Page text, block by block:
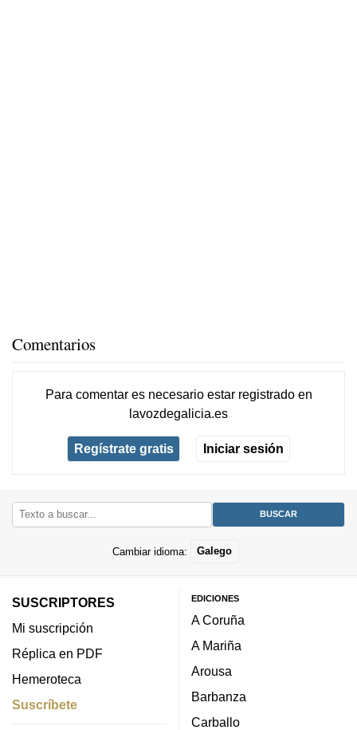
Comentarios
Para comentar es necesario estar registradoen
lavozdegalicia.es
Regístrate gratis Iniciar sesión
Cambiar idioma: Galego
SUSCRIPTORES
Mi suscripción
Réplica en PDF
Hemeroteca
Suscríbete
EDICIONES
A Coruña
A Mariña
Arousa
Barbanza
Carballo